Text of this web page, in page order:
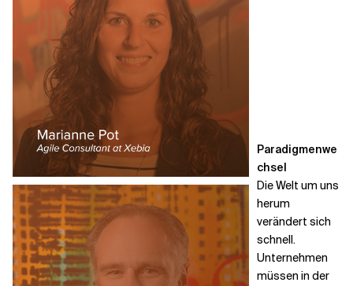
Verwandte Themen
Paradigmenwe
chsel
Die Welt um uns
herum
verändert sich
schnell.
Unternehmen
müssen in der